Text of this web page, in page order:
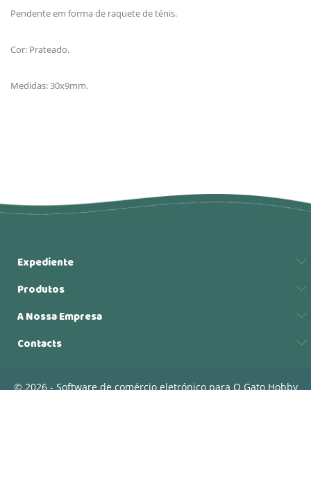
Pendente em forma de raquete de ténis.
Cor: Prateado.
Medidas: 30x9mm.
Expediente
Produtos
A Nossa Empresa
Contacts
© 2026 - Software de comércio eletrónico para O Gato Hobby